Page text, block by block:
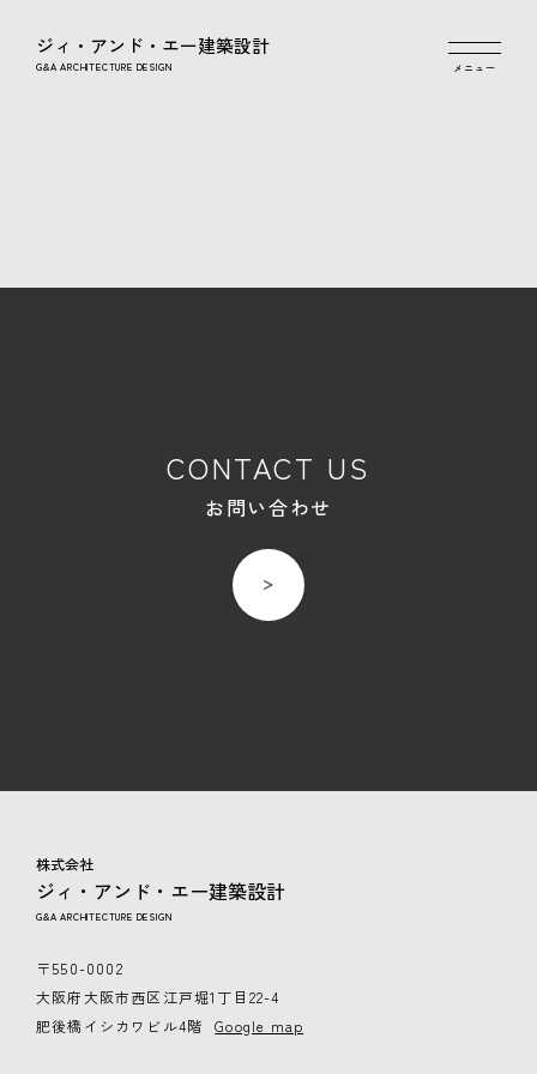
ジィ・アンド・エー建築設計
G&A ARCHITECTURE DESIGN
CONTACT US
お問い合わせ
G&A ARCHITECTURE DESIGN
ジィ・アンド・エー建築設計
株式会社
〒550-0002
大阪府大阪市西区江戸堀1丁目22-4
肥後橋イシカワビル4階
Google map